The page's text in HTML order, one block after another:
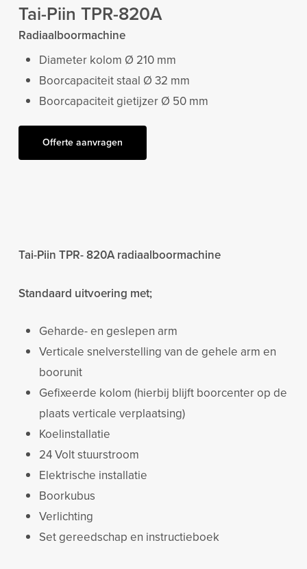
Tai-Piin TPR-820A
Radiaalboormachine
Diameter kolom Ø 210 mm
Boorcapaciteit staal Ø 32 mm
Boorcapaciteit gietijzer Ø 50 mm
Offerte aanvragen
Tai-Piin TPR- 820A radiaalboormachine
Standaard uitvoering met;
Geharde- en geslepen arm
Verticale snelverstelling van de gehele arm en
boorunit
Gefixeerde kolom (hierbij blijft boorcenter op de
plaats verticale verplaatsing)
Koelinstallatie
24 Volt stuurstroom
Elektrische installatie
Boorkubus
Verlichting
Set gereedschap en instructieboek